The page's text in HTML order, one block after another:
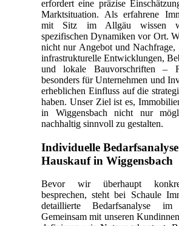
erfordert eine präzise
Marktsituation. Als erfahrene
mit Sitz im Allgäu wissen
spezifischen Dynamiken vor Ort.
nicht nur Angebot und Nachfrage,
infrastrukturelle Entwicklungen,
und lokale Bauvorschriften –
besonders für Unternehmen und
erheblichen Einfluss auf die
haben. Unser Ziel ist es,
in Wiggensbach nicht nur
nachhaltig sinnvoll zu gestalten.
Individuelle
Hauskauf in Wiggensbach
Bevor wir überhaupt
besprechen, steht bei Schaule
detaillierte Bedarfsanalyse im
Gemeinsam mit unseren